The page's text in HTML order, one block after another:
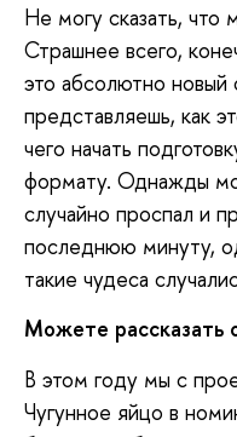
Не могу сказать, что
Страшнее всего,
это абсолютно
представляешь, как
чего начать
формату. Однажды
случайно проспал и
последнюю минуту,
такие чудеса
Можете рассказать
В этом году мы с
Чугунное яйцо в